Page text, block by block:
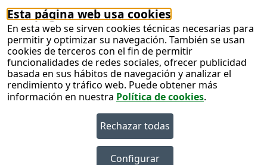
Esta página web usa cookies
En esta web se sirven cookies técnicas necesarias para
permitir y optimizar su navegación. También se usan
cookies de terceros con el fin de permitir
funcionalidades de redes sociales, ofrecer publicidad
basada en sus hábitos de navegación y analizar el
rendimiento y tráfico web. Puede obtener más
información en nuestra Política de cookies.